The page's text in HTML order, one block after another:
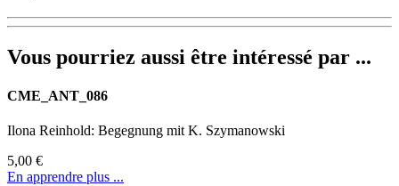
Vous pourriez aussi être intéressé par ...
CME_ANT_086
Ilona Reinhold: Begegnung mit K. Szymanowski
5,00 €
En apprendre plus ...